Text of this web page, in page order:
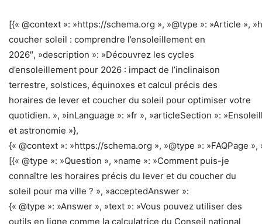
[{« @context »: »https://schema.org », »@type »: »Article »,
coucher soleil : comprendre l’ensoleillement en
2026″, »description »: »Découvrez les cycles
d’ensoleillement pour 2026 : impact de l’inclinaison
terrestre, solstices, équinoxes et calcul précis des
horaires de lever et coucher du soleil pour optimiser votre
quotidien. », »inLanguage »: »fr », »articleSection »:
et astronomie »},
{« @context »: »https://schema.org », »@type »: »FAQPage »,
[{« @type »: »Question », »name »: »Comment puis-je
connaître les horaires précis du lever et du coucher du
soleil pour ma ville ? », »acceptedAnswer »:
{« @type »: »Answer », »text »: »Vous pouvez utiliser des
outils en ligne comme la calculatrice du Conseil national